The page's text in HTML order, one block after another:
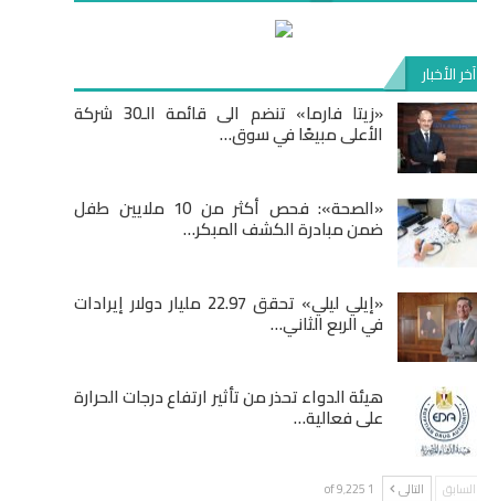
آخر الأخبار
«زيتا فارما» تنضم الى قائمة الـ30 شركة
الأعلى مبيعًا في سوق…
«الصحة»: فحص أكثر من 10 ملايين طفل
ضمن مبادرة الكشف المبكر…
«إيلي ليلي» تحقق 22.97 مليار دولار إيرادات
في الربع الثاني…
هيئة الدواء تحذر من تأثير ارتفاع درجات الحرارة
على فعالية…
السابق التالى 1 of 9٬225